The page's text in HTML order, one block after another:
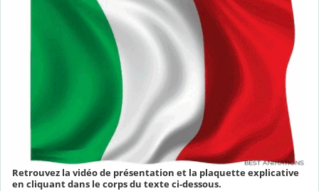
Retrouvez la vidéo de présentation et la plaquette explicative
en cliquant dans le corps du texte ci-dessous.